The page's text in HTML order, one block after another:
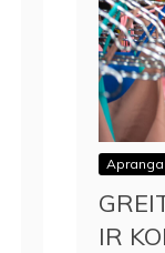
Apranga
IR